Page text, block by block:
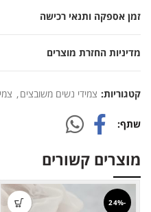
זמן אספקה ותנאי רכישה
מדיניות החזרת מוצרים
קטגוריות: צמידי נשים משובצים,
שתף
מוצרים קשורים
-24%